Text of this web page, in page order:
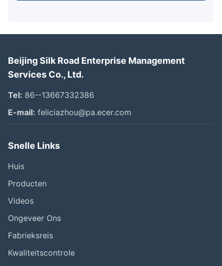
Beijing Silk Road Enterprise Management
Services Co., Ltd.
Tel: 86--13667332386
E-mail: feliciazhou@pa.ecer.com
Snelle Links
Huis
Producten
Videos
Ongeveer Ons
Fabrieksreis
Kwaliteitscontrole